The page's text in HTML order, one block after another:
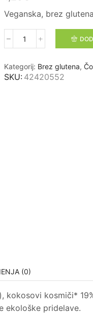
Veganska, brez
Sadna
s
čokolado
Kategorij: Brez glutena,
SKU: 42420552
(0)
kosmiči*
ekološke pridelave.